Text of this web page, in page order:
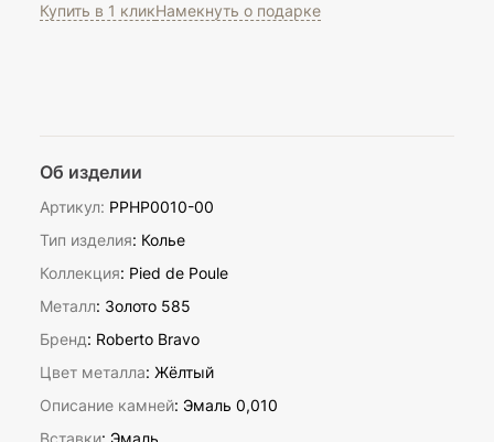
Купить в 1 кликНамекнуть о подарке
Об изделии
Артикул: PPHP0010-00
Тип изделия: Колье
Коллекция: Pied de Poule
Металл: Золото 585
Бренд: Roberto Bravo
Цвет металла: Жёлтый
Описание камней: Эмаль 0,010
Вставки: Эмаль